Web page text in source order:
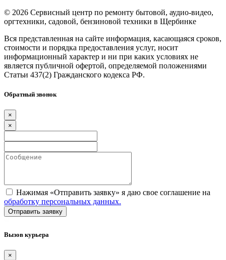
© 2026 Сервисный центр по ремонту бытовой, аудио-видео,
оргтехники, садовой, бензиновой техники в Щербинке
Вся представленная на сайте информация, касающаяся сроков,
стоимости и порядка предоставления услуг, носит
информационный характер и ни при каких условиях не
является публичной офертой, определяемой положениями
Статьи 437(2) Гражданского кодекса РФ.
Обратный звонок
×
×
Нажимая «Отправить заявку» я даю свое соглашение на
обработку персональных данных.
Вызов курьера
×